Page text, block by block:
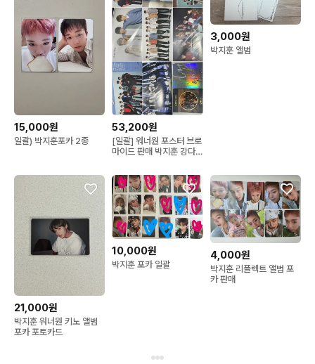
15,000원
일괄) 박지훈포카 2종
53,200원
[일괄] 워너원 포스터 브로
마이드 판매 박지훈 강다
3,000원
박지훈 앨범
21,000원
박지훈 워너원 키노 앨범
포카 포토카드
10,000원
박지훈 포카 일괄
4,000원
박지훈 리플렉트 앨범 포
카 판매